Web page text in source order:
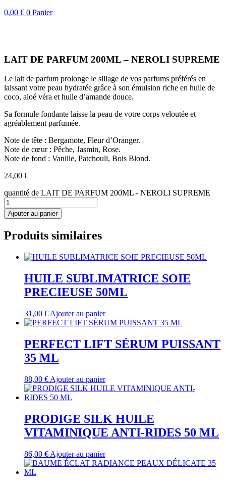
0,00 € 0 Panier
LAIT DE PARFUM 200ML – NEROLI SUPREME
Le lait de parfum prolonge le sillage de vos parfums préférés en
laissant votre peau hydratée grâce à son émulsion riche en huile de
coco, aloé véra et huile d’amande douce.
Sa formule fondante laisse la peau de votre corps veloutée et
agréablement parfumée.
Note de tête : Bergamote, Fleur d’Oranger.
Note de cœur : Pêche, Jasmin, Rose.
Note de fond : Vanille, Patchouli, Bois Blond.
24,00 €
quantité de LAIT DE PARFUM 200ML - NEROLI SUPREME
Ajouter au panier
Produits similaires
HUILE SUBLIMATRICE SOIE
PRECIEUSE 50ML
31,00 € Ajouter au panier
PERFECT LIFT SÉRUM PUISSANT
35 ML
88,00 € Ajouter au panier
PRODIGE SILK HUILE
VITAMINIQUE ANTI-RIDES 50 ML
86,00 € Ajouter au panier